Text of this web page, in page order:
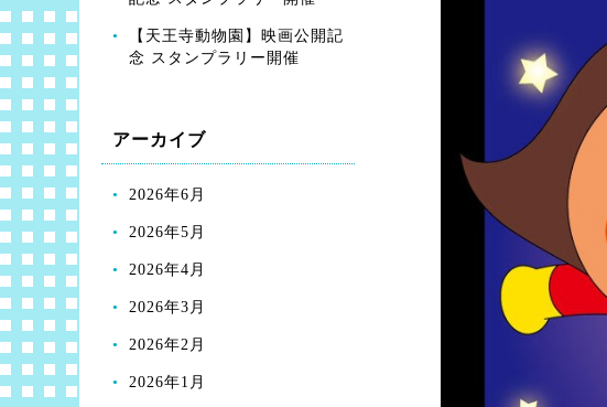
【天王寺動物園】映画公開記
念 スタンプラリー開催
アーカイブ
2026年6月
2026年5月
2026年4月
2026年3月
2026年2月
2026年1月